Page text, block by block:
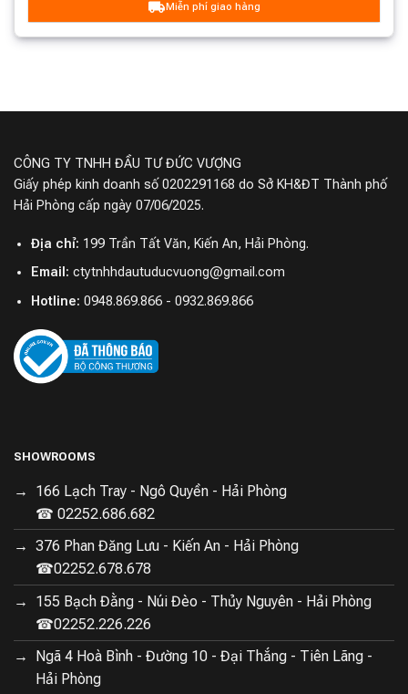
Miễn phí giao hàng
CÔNG TY TNHH ĐẦU TƯ ĐỨC VƯỢNG
Giấy phép kinh doanh số 0202291168 do Sở KH&ĐT Thành phố
Hải Phòng cấp ngày 07/06/2025.
Địa chỉ: 199 Trần Tất Văn, Kiến An, Hải Phòng.
Email: ctytnhhdautuducvuong@gmail.com
Hotline: 0948.869.866 - 0932.869.866
SHOWROOMS
166 Lạch Tray - Ngô Quyền - Hải Phòng
☎ 02252.686.682
376 Phan Đăng Lưu - Kiến An - Hải Phòng
☎02252.678.678
155 Bạch Đằng - Núi Đèo - Thủy Nguyên - Hải Phòng
☎02252.226.226
Ngã 4 Hoà Bình - Đường 10 - Đại Thắng - Tiên Lãng -
Hải Phòng